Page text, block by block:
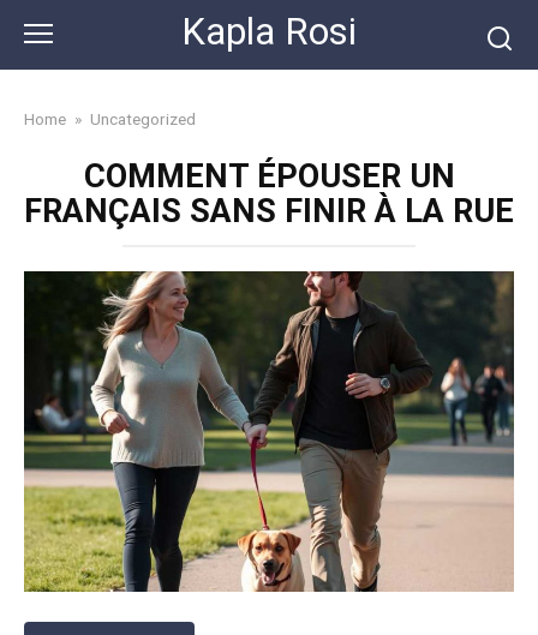
content
Kapla Rosi
Home » Uncategorized
COMMENT ÉPOUSER UN
FRANÇAIS SANS FINIR À LA RUE